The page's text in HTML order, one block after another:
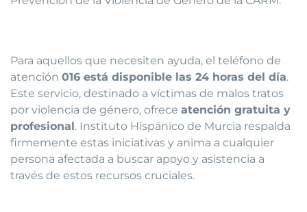
Para aquellos que necesiten ayuda, el teléfono de
atención 016 está disponible las 24 horas del día.
Este servicio, destinado a víctimas de malos tratos
por violencia de género, ofrece atención gratuita y
profesional. Instituto Hispánico de Murcia respalda
firmemente estas iniciativas y anima a cualquier
persona afectada a buscar apoyo y asistencia a
través de estos recursos cruciales.